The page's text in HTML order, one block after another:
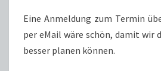
Eine Anmeldung zum Termin
per eMail wäre schön, damit wir
besser planen können.